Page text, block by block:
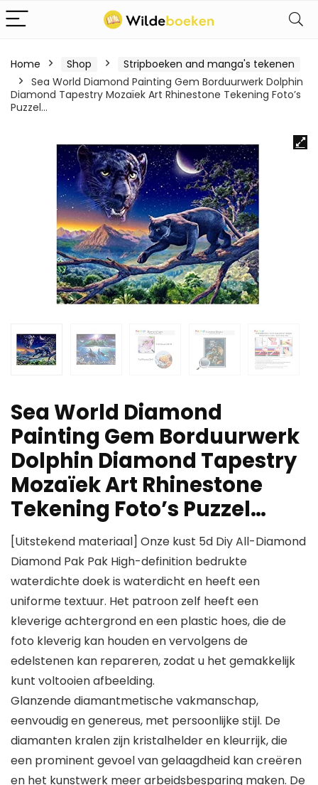
Home Shop
Stripboeken and manga's tekenen
Sea World Diamond Painting Gem Borduurwerk Dolphin
Diamond Tapestry Mozaïek Art Rhinestone Tekening Foto’s
Puzzel…
Sea World Diamond
Painting Gem Borduurwerk
Dolphin Diamond Tapestry
Mozaïek Art Rhinestone
Tekening Foto’s Puzzel…
[Uitstekend materiaal] Onze kust 5d Diy All-Diamond
Diamond Pak Pak High-definition bedrukte
waterdichte doek is waterdicht en heeft een
uniforme textuur. Het patroon zelf heeft een
kleverige achtergrond en een plastic hoes, die de
foto kleverig kan houden en vervolgens de
edelstenen kan repareren, zodat u het gemakkelijk
kunt voltooien afbeelding.
Glanzende diamantmetische vakmanschap,
eenvoudig en genereus, met persoonlijke stijl. De
diamanten kralen zijn kristalhelder en kleurrijk, die
een prominent gevoel van gelaagdheid kan creëren
en het kunstwerk meer arbeidsbesparing maken. De